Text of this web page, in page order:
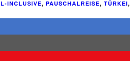
INCLUSIVE, PAUSCHALREISE, TÜRKEI,